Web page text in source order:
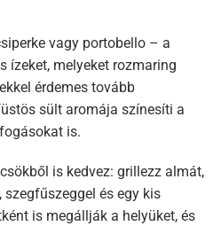
vagy portobello – a
ízeket, melyeket rozmaring
érdemes tovább
sült aromája színesíti a
is.
is kedvez: grillezz almát,
és egy kis
is megállják a helyüket, és